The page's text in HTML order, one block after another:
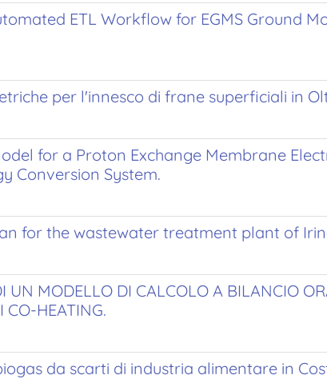
ETL Workflow for EGMS Ground
per l'innesco di frane superficiali in
for a Proton Exchange Membrane
Conversion System.
for the wastewater treatment plant of
UN MODELLO DI CALCOLO A BILANCIO
CO-HEATING.
da scarti di industria alimentare in